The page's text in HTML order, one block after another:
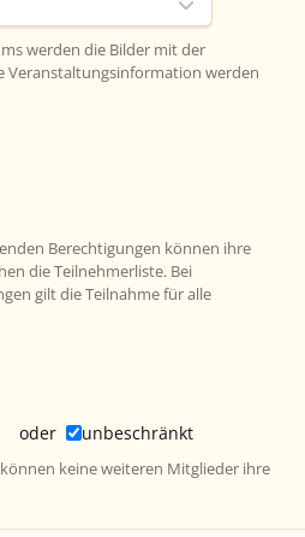
werden die Bilder mit der
Veranstaltungsinformation werden
Berechtigungen können ihre
die Teilnehmerliste. Bei
gilt die Teilnahme für alle
oder unbeschränkt
keine weiteren Mitglieder ihre